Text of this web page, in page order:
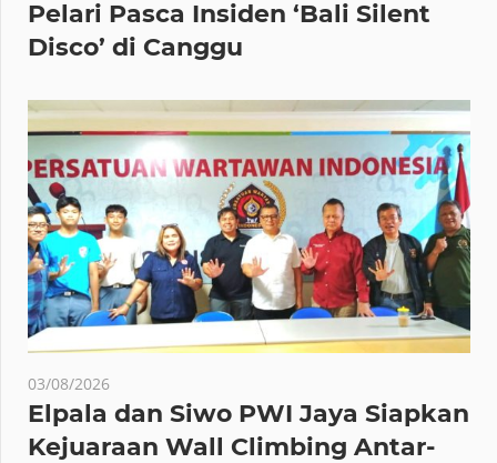
Pelari Pasca Insiden ‘Bali Silent
Disco’ di Canggu
03/08/2026
Elpala dan Siwo PWI Jaya Siapkan
Kejuaraan Wall Climbing Antar-